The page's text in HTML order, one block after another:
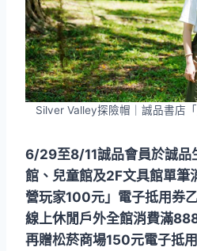
Silver Valley探險帽｜誠品書店
6/29至8/11誠品會員於誠品
館、兒童館及2F文具館單筆
營玩家100元」電子抵用券
線上休閒戶外全館消費滿
再贈松菸商場150元電子抵